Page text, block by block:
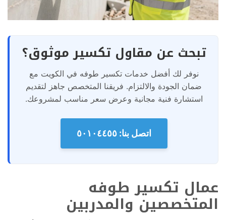
تبحث عن مقاول تكسير موثوق؟
نوفر لك أفضل خدمات تكسير طوفه في الكويت مع
ضمان الجودة والالتزام. فريقنا المتخصص جاهز لتقديم
استشارة فنية مجانية وعرض سعر مناسب لمشروعك.
اتصل بنا: ٥٠١٠٤٤٥٥
عمال تكسير طوفه
المتخصصين والمدربين